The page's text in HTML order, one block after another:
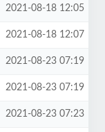
2021-08-18 12:05
2021-08-18 12:07
2021-08-23 07:19
2021-08-23 07:19
2021-08-23 07:23